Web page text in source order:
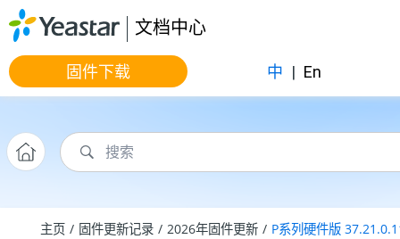
跳转到主要内容
文档中心
固件下载 中 | En
主页 固件更新记录 2026年固件更新 P系列硬件版